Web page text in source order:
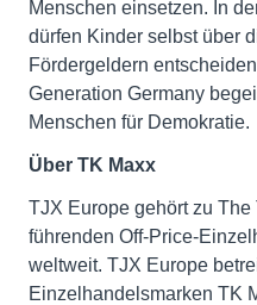
Menschen einsetzen. In
dürfen Kinder selbst über
Fördergeldern
Generation Germany
Menschen für Demokratie.
Über TK Maxx
TJX Europe gehört zu
führenden Off-Price-
weltweit. TJX Europe
Einzelhandelsmarken TK